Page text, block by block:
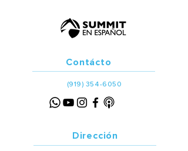
Contácto
(919) 354-6050
Dirección